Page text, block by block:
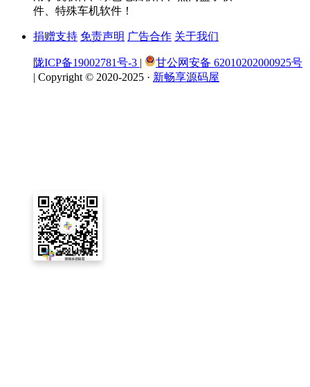
件、特殊车机软件！
捐赠支持 免责声明 广告合作 关于我们
陇ICP备19002781号-3 |
甘公网安备 62010202000925号
| Copyright © 2020-2025 · 新畅享源码屋